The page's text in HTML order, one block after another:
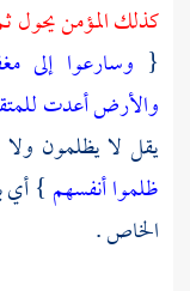
كذلك المؤمن يحول
{ وسارعوا إلى
والأرض أعدت
يقل لا يظلمون
ظلموا أنفسهم } أي
الخاص .